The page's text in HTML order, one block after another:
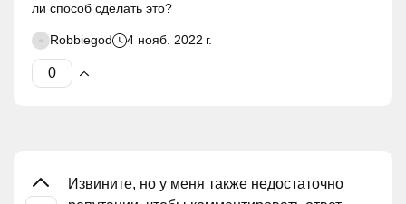
ли способ сделать это?
Robbiegod 4 нояб. 2022 г.
Извините, но у меня также недостаточно